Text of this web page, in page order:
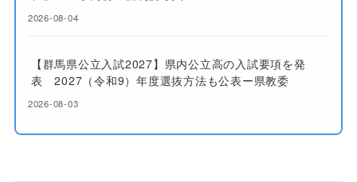
2026-08-04
【群馬県公立入試2027】県内公立高の入試要項を発
表 2027（令和9）年度選抜方法も公表ー県教委
2026-08-03